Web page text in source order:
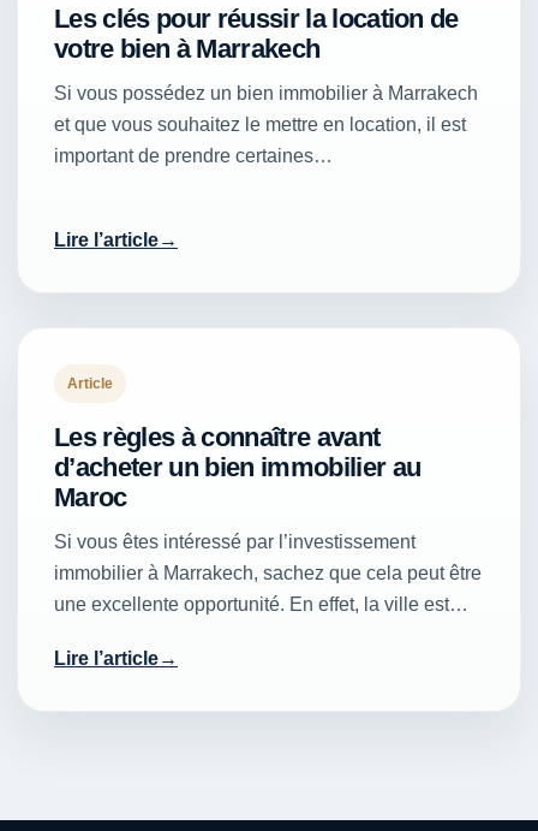
Les clés pour réussir la location de
votre bien à Marrakech
Si vous possédez un bien immobilier à Marrakech
et que vous souhaitez le mettre en location, il est
important de prendre certaines…
Lire l’article
Article
Les règles à connaître avant
d’acheter un bien immobilier au
Maroc
Si vous êtes intéressé par l’investissement
immobilier à Marrakech, sachez que cela peut être
une excellente opportunité. En effet, la ville est…
Lire l’article